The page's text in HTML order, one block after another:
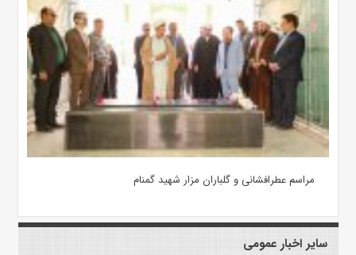
مراسم عطرافشانی و گلباران مزار شهید گمنام
سایر اخبار عمومی